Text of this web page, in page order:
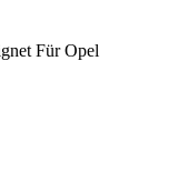
Für Opel